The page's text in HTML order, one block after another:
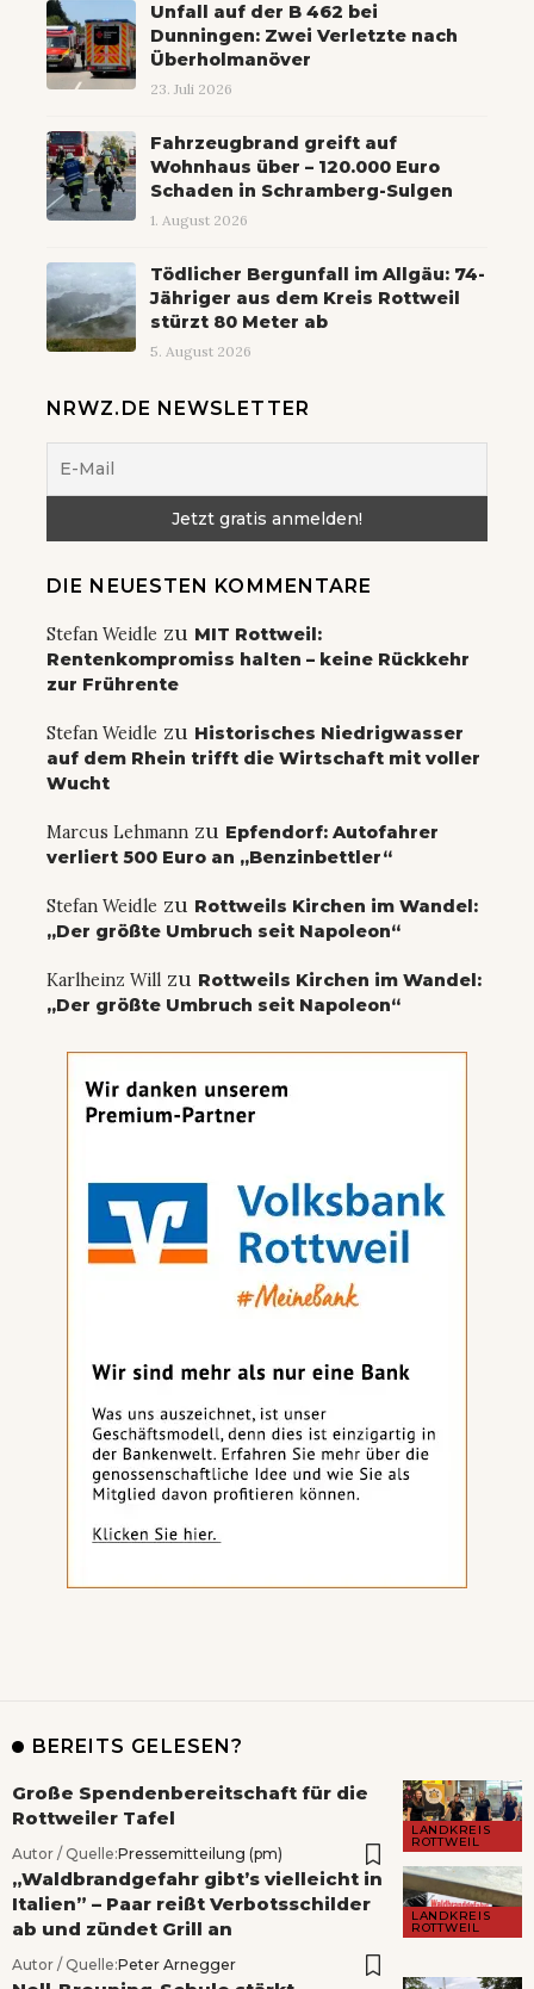
Unfall auf der B 462 bei
Dunningen: Zwei Verletzte nach
Überholmanöver
23. Juli 2026
Fahrzeugbrand greift auf
Wohnhaus über – 120.000 Euro
Schaden in Schramberg-Sulgen
1. August 2026
Tödlicher Bergunfall im Allgäu: 74-
Jähriger aus dem Kreis Rottweil
stürzt 80 Meter ab
5. August 2026
NRWZ.DE NEWSLETTER
DIE NEUESTEN KOMMENTARE
Stefan Weidle zu MIT Rottweil:
Rentenkompromiss halten – keine Rückkehr
zur Frührente
Stefan Weidle zu Historisches Niedrigwasser
auf dem Rhein trifft die Wirtschaft mit voller
Wucht
Marcus Lehmann zu Epfendorf: Autofahrer
verliert 500 Euro an „Benzinbettler“
Stefan Weidle zu Rottweils Kirchen im Wandel:
„Der größte Umbruch seit Napoleon“
Karlheinz Will zu Rottweils Kirchen im Wandel:
„Der größte Umbruch seit Napoleon“
BEREITS GELESEN?
LANDKREIS
ROTTWEIL
Große Spendenbereitschaft für die
Rottweiler Tafel
Autor / Quelle:Pressemitteilung (pm)
LANDKREIS
ROTTWEIL
„Waldbrandgefahr gibt’s vielleicht in
Italien” – Paar reißt Verbotsschilder
ab und zündet Grill an
Autor / Quelle:Peter Arnegger